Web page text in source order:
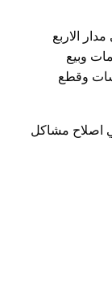
الاربع
وبيع
وقطع
اصلاح مشاكل